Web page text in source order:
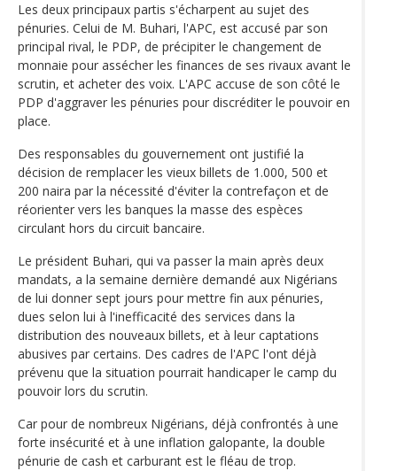
Les deux principaux partis s'écharpent au sujet des
pénuries. Celui de M. Buhari, l'APC, est accusé par son
principal rival, le PDP, de précipiter le changement de
monnaie pour assécher les finances de ses rivaux avant le
scrutin, et acheter des voix. L'APC accuse de son côté le
PDP d'aggraver les pénuries pour discréditer le pouvoir en
place.
Des responsables du gouvernement ont justifié la
décision de remplacer les vieux billets de 1.000, 500 et
200 naira par la nécessité d'éviter la contrefaçon et de
réorienter vers les banques la masse des espèces
circulant hors du circuit bancaire.
Le président Buhari, qui va passer la main après deux
mandats, a la semaine dernière demandé aux Nigérians
de lui donner sept jours pour mettre fin aux pénuries,
dues selon lui à l'inefficacité des services dans la
distribution des nouveaux billets, et à leur captations
abusives par certains. Des cadres de l'APC l'ont déjà
prévenu que la situation pourrait handicaper le camp du
pouvoir lors du scrutin.
Car pour de nombreux Nigérians, déjà confrontés à une
forte insécurité et à une inflation galopante, la double
pénurie de cash et carburant est le fléau de trop.